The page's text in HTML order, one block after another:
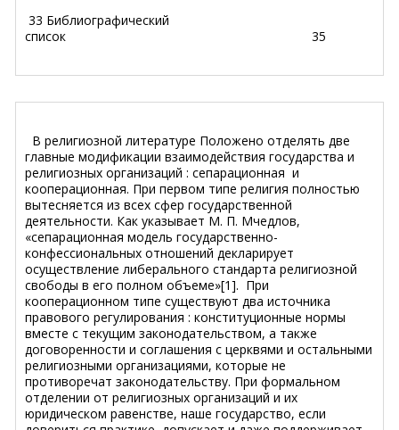
33 Библиографический
список 35
В религиозной литературе Положено отделять две
главные модификации взаимодействия государства и
религиозных организаций : сепарационная и
кооперационная. При первом типе религия полностью
вытесняется из всех сфер государственной
деятельности. Как указывает М. П. Мчедлов,
«сепарационная модель государственно-
конфессиональных отношений декларирует
осуществление либерального стандарта религиозной
свободы в его полном объеме»[1]. При
кооперационном типе существуют два источника
правового регулирования : конституционные нормы
вместе с текущим законодательством, а также
договоренности и соглашения с церквями и остальными
религиозными организациями, которые не
противоречат законодательству. При формальном
отделении от религиозных организаций и их
юридическом равенстве, наше государство, если